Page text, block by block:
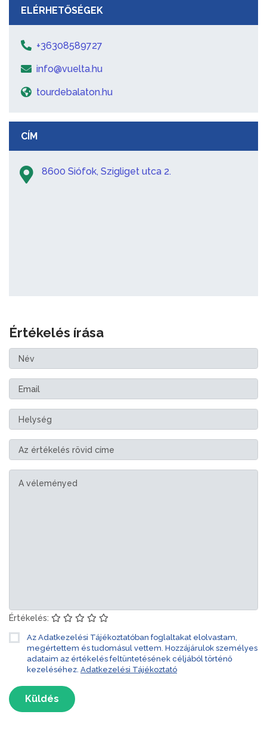
ELÉRHETŐSÉGEK
+36308589727
info@vuelta.hu
tourdebalaton.hu
CÍM
8600 Siófok, Szigliget utca 2.
Értékelés írása
Értékelés:
Az Adatkezelési Tájékoztatóban foglaltakat elolvastam,
megértettem és tudomásul vettem. Hozzájárulok személyes
adataim az értékelés feltüntetésének céljából történő
kezeléséhez. Adatkezelési Tájékoztató
Küldés